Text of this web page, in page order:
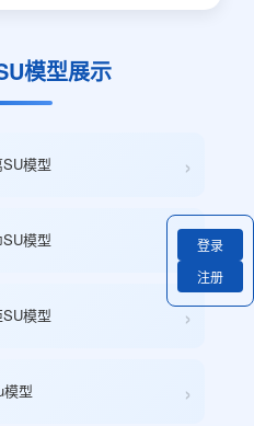
模型展示
模型 ›
模型 ›
模型 ›
型 ›
登录
注册